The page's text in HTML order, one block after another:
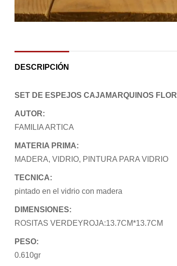
DESCRIPCIÓN
SET DE ESPEJOS CAJAMARQUINOS FLOR
AUTOR:
FAMILIA ARTICA
MATERIA PRIMA:
MADERA, VIDRIO, PINTURA PARA VIDRIO
TECNICA:
pintado en el vidrio con madera
DIMENSIONES:
ROSITAS VERDEYROJA:13.7CM*13.7CM
PESO:
0.610gr